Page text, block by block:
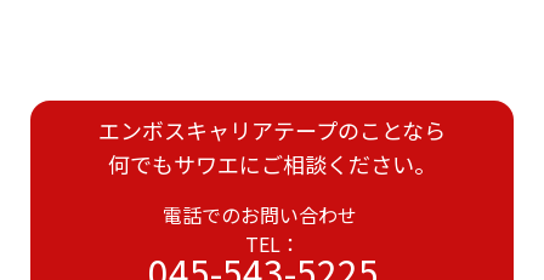
エンボスキャリアテープのことなら
何でもサワエにご相談ください。
電話でのお問い合わせ
TEL：